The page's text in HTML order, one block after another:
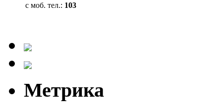
с моб. тел.: 103
Метрика